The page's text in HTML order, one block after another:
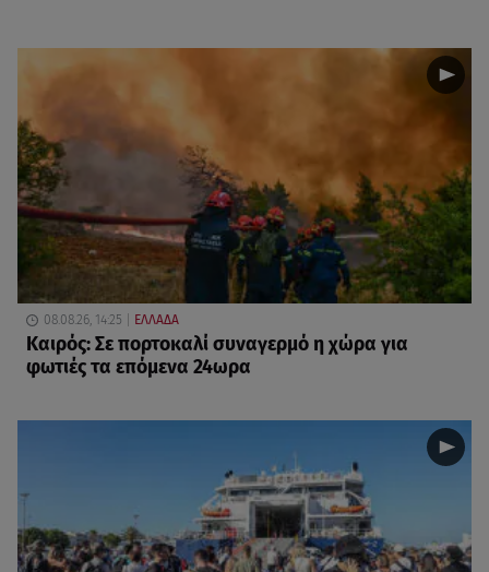
08.08.26, 14:25 ΕΛΛΑΔΑ
Καιρός: Σε πορτοκαλί συναγερμό η χώρα για
φωτιές τα επόμενα 24ωρα